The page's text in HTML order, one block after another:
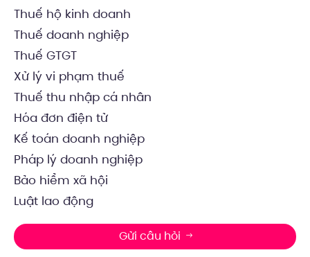
Thuế hộ kinh doanh
Thuế doanh nghiệp
Thuế GTGT
Xử lý vi phạm thuế
Thuế thu nhập cá nhân
Hóa đơn điện tử
Kế toán doanh nghiệp
Pháp lý doanh nghiệp
Bảo hiểm xã hội
Luật lao động
Gửi câu hỏi